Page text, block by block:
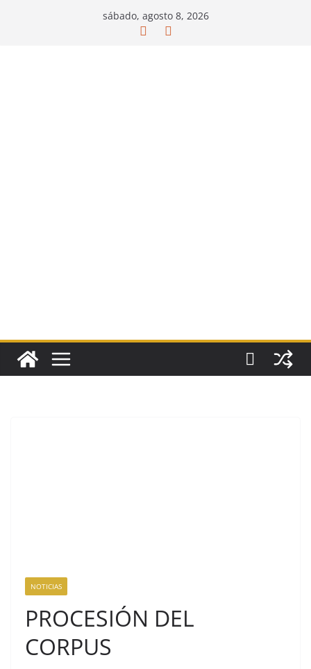
sábado, agosto 8, 2026
NOTICIAS
PROCESIÓN DEL
CORPUS